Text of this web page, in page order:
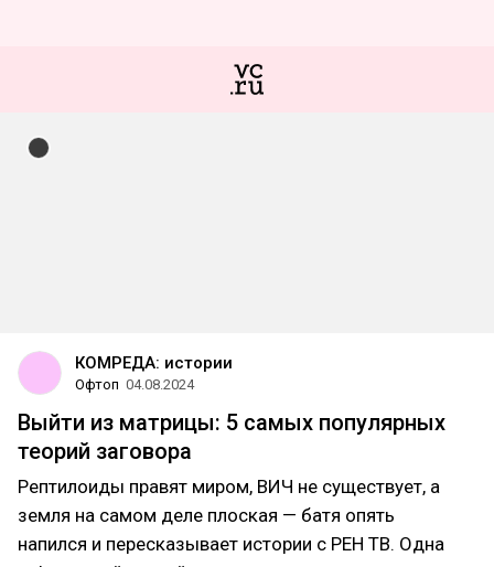
КОМРЕДА: истории
Офтоп 04.08.2024
Выйти из матрицы: 5 самых популярных
теорий заговора
Рептилоиды правят миром, ВИЧ не существует, а
земля на самом деле плоская — батя опять
напился и пересказывает истории с РЕН ТВ. Одна